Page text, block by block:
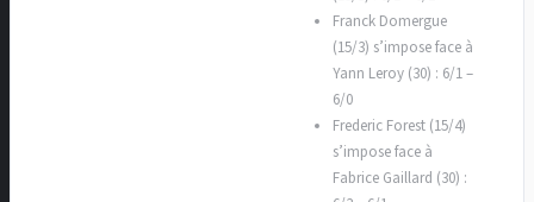
Franck Domergue
(15/3) s’impose face à
Yann Leroy (30) : 6/1 –
6/0
Frederic Forest (15/4)
s’impose face à
Fabrice Gaillard (30) :